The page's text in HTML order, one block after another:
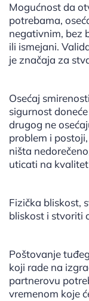
Mogućnost da
potrebama,
negativnim, bez
ili ismejani.
je značaja za
Osećaj
sigurnost
drugog ne
problem i
ništa
uticati na
Fizička bliskost,
bliskost i stvoriti
Poštovanje
koji rade na
partnerovu
vremenom koje